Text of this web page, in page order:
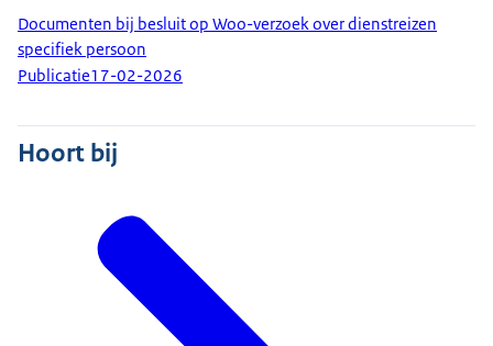
Documenten bij besluit op Woo-verzoek over dienstreizen
specifiek persoon
Publicatie17-02-2026
Hoort bij